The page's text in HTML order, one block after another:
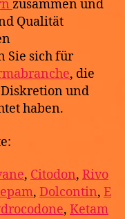
zusammen und
Qualität
Sie sich für
, die
und
haben.
, Citodon, Rivo
, Dolcontin, E
, Ketam